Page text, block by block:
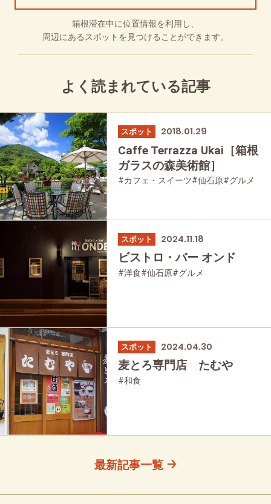
箱根滞在中に位置情報を利用し、
周辺にあるスポットを見つけることができます。
よく読まれている記事
スポット 2018.01.29
Caffe Terrazza Ukai［箱根
ガラスの森美術館］
#カフェ・スイーツ#仙石原#グルメ
スポット 2024.11.18
ビストロ・バー オンド
#洋食#仙石原#グルメ
スポット 2024.04.30
麦とろ専門店 たむや
#和食
最新記事一覧